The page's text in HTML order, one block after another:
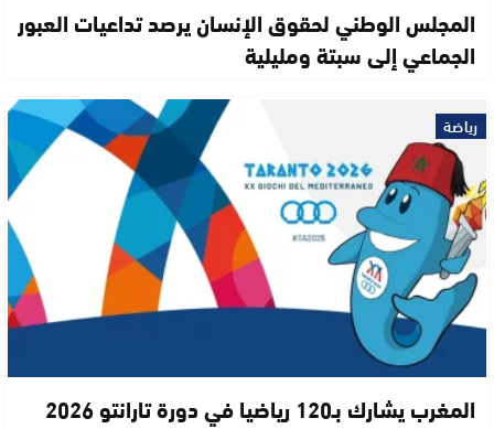
المجلس الوطني لحقوق الإنسان يرصد تداعيات العبور
الجماعي إلى سبتة ومليلية
رياضة
المغرب يشارك بـ120 رياضيا في دورة تارانتو 2026